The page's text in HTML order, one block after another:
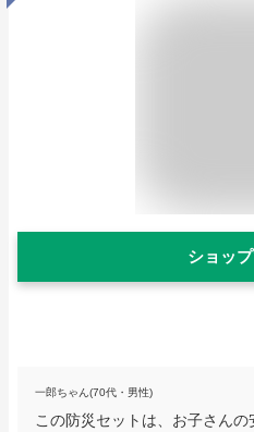
ショッ
一郎ちゃん(70代・男性)
この防災セットは、お子さん